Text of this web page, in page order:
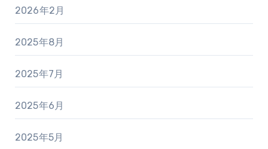
2026年2月
2025年8月
2025年7月
2025年6月
2025年5月